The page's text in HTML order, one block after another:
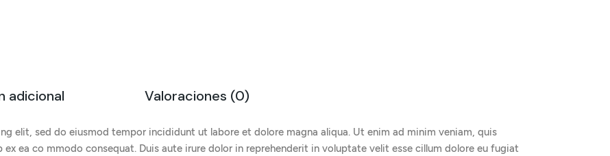
adicional Valoraciones (0)
elit, sed do eiusmod tempor incididunt ut labore et dolore magna aliqua. Ut enim ad minim veniam, quis
ea co mmodo consequat. Duis aute irure dolor in reprehenderit in voluptate velit esse cillum dolore eu fugiat